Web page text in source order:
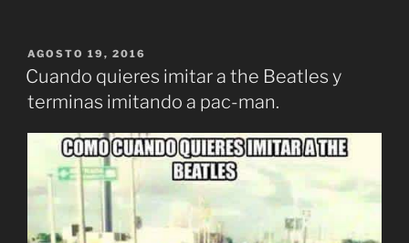
PUBLICADO
EL
AGOSTO 19, 2016
Cuando quieres imitar a the Beatles y
terminas imitando a pac-man.